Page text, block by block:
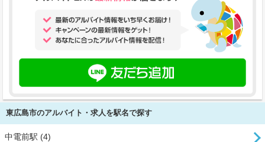
東広島市のアルバイト・求人を駅名で探す
中電前駅 (4)